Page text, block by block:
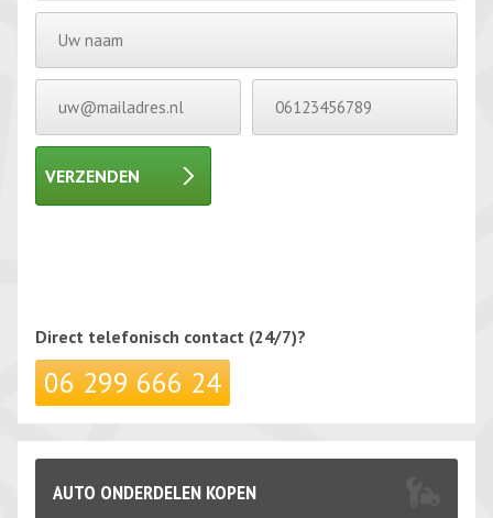
VERZENDEN
Direct telefonisch contact (24/7)?
06 299 666 24
AUTO ONDERDELEN KOPEN